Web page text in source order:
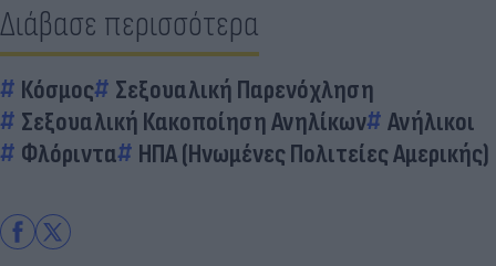
Διάβασε περισσότερα
Κόσμος
Σεξουαλική Παρενόχληση
Σεξουαλική Κακοποίηση Ανηλίκων
Ανήλικοι
Φλόριντα
ΗΠΑ (Ηνωμένες Πολιτείες Αμερικής)